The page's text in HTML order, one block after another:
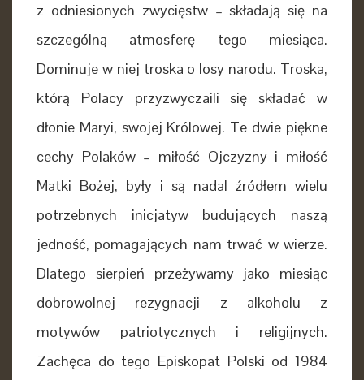
z odniesionych zwycięstw – składają się na
szczególną atmosferę tego miesiąca.
Dominuje w niej troska o losy narodu. Troska,
którą Polacy przyzwyczaili się składać w
dłonie Maryi, swojej Królowej. Te dwie piękne
cechy Polaków – miłość Ojczyzny i miłość
Matki Bożej, były i są nadal źródłem wielu
potrzebnych inicjatyw budujących naszą
jedność, pomagających nam trwać w wierze.
Dlatego sierpień przeżywamy jako miesiąc
dobrowolnej rezygnacji z alkoholu z
motywów patriotycznych i religijnych.
Zachęca do tego Episkopat Polski od 1984